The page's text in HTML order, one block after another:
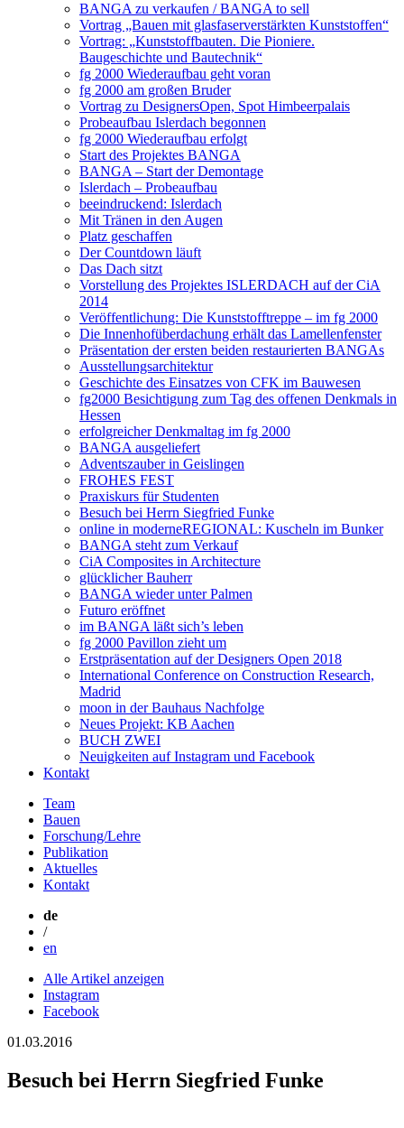
BANGA zu verkaufen / BANGA to sell
Vortrag „Bauen mit glasfaserverstärkten Kunststoffen“
Vortrag: „Kunststoffbauten. Die Pioniere.
Baugeschichte und Bautechnik“
fg 2000 Wiederaufbau geht voran
fg 2000 am großen Bruder
Vortrag zu DesignersOpen, Spot Himbeerpalais
Probeaufbau Islerdach begonnen
fg 2000 Wiederaufbau erfolgt
Start des Projektes BANGA
BANGA – Start der Demontage
Islerdach – Probeaufbau
beeindruckend: Islerdach
Mit Tränen in den Augen
Platz geschaffen
Der Countdown läuft
Das Dach sitzt
Vorstellung des Projektes ISLERDACH auf der CiA
2014
Veröffentlichung: Die Kunststofftreppe – im fg 2000
Die Innenhofüberdachung erhält das Lamellenfenster
Präsentation der ersten beiden restaurierten BANGAs
Ausstellungsarchitektur
Geschichte des Einsatzes von CFK im Bauwesen
fg2000 Besichtigung zum Tag des offenen Denkmals in
Hessen
erfolgreicher Denkmaltag im fg 2000
BANGA ausgeliefert
Adventszauber in Geislingen
FROHES FEST
Praxiskurs für Studenten
Besuch bei Herrn Siegfried Funke
online in moderneREGIONAL: Kuscheln im Bunker
BANGA steht zum Verkauf
CiA Composites in Architecture
glücklicher Bauherr
BANGA wieder unter Palmen
Futuro eröffnet
im BANGA läßt sich’s leben
fg 2000 Pavillon zieht um
Erstpräsentation auf der Designers Open 2018
International Conference on Construction Research,
Madrid
moon in der Bauhaus Nachfolge
Neues Projekt: KB Aachen
BUCH ZWEI
Neuigkeiten auf Instagram und Facebook
Kontakt
Team
Bauen
Forschung/Lehre
Publikation
Aktuelles
Kontakt
de
/
en
Alle Artikel anzeigen
Instagram
Facebook
01.03.2016
Besuch bei Herrn Siegfried Funke